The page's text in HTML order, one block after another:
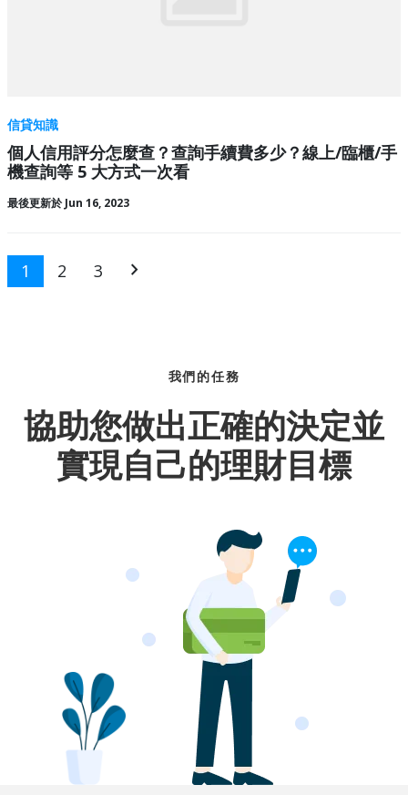
信貸知識
個人信用評分怎麼查？查詢手續費多少？線上/臨櫃/手
機查詢等 5 大方式一次看
最後更新於 Jun 16, 2023
1 2 3 chevron_right
我們的任務
協助您做出正確的決定並
實現自己的理財目標